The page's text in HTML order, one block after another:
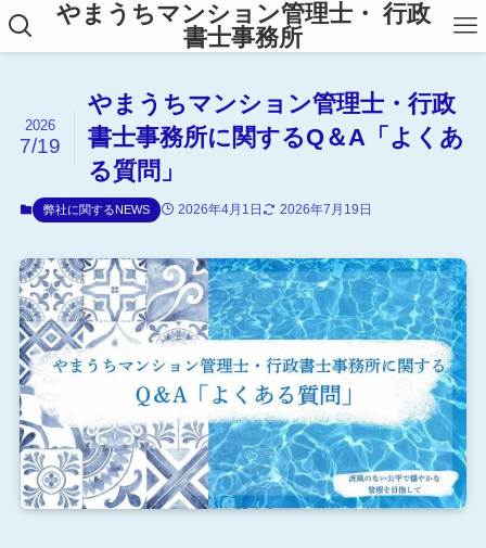
やまうちマンション管理士・ 行政
書士事務所
やまうちマンション管理士・行政
書士事務所に関するQ＆A「よくあ
る質問」
2026
7/19
弊社に関するNEWS 2026年4月1日 2026年7月19日